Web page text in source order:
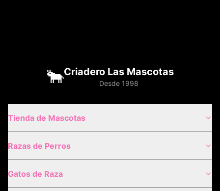
🐂Criadero Las Mascotas
Desde 1998
Tienda de Mascotas
Razas de Perros
Gatos de Raza